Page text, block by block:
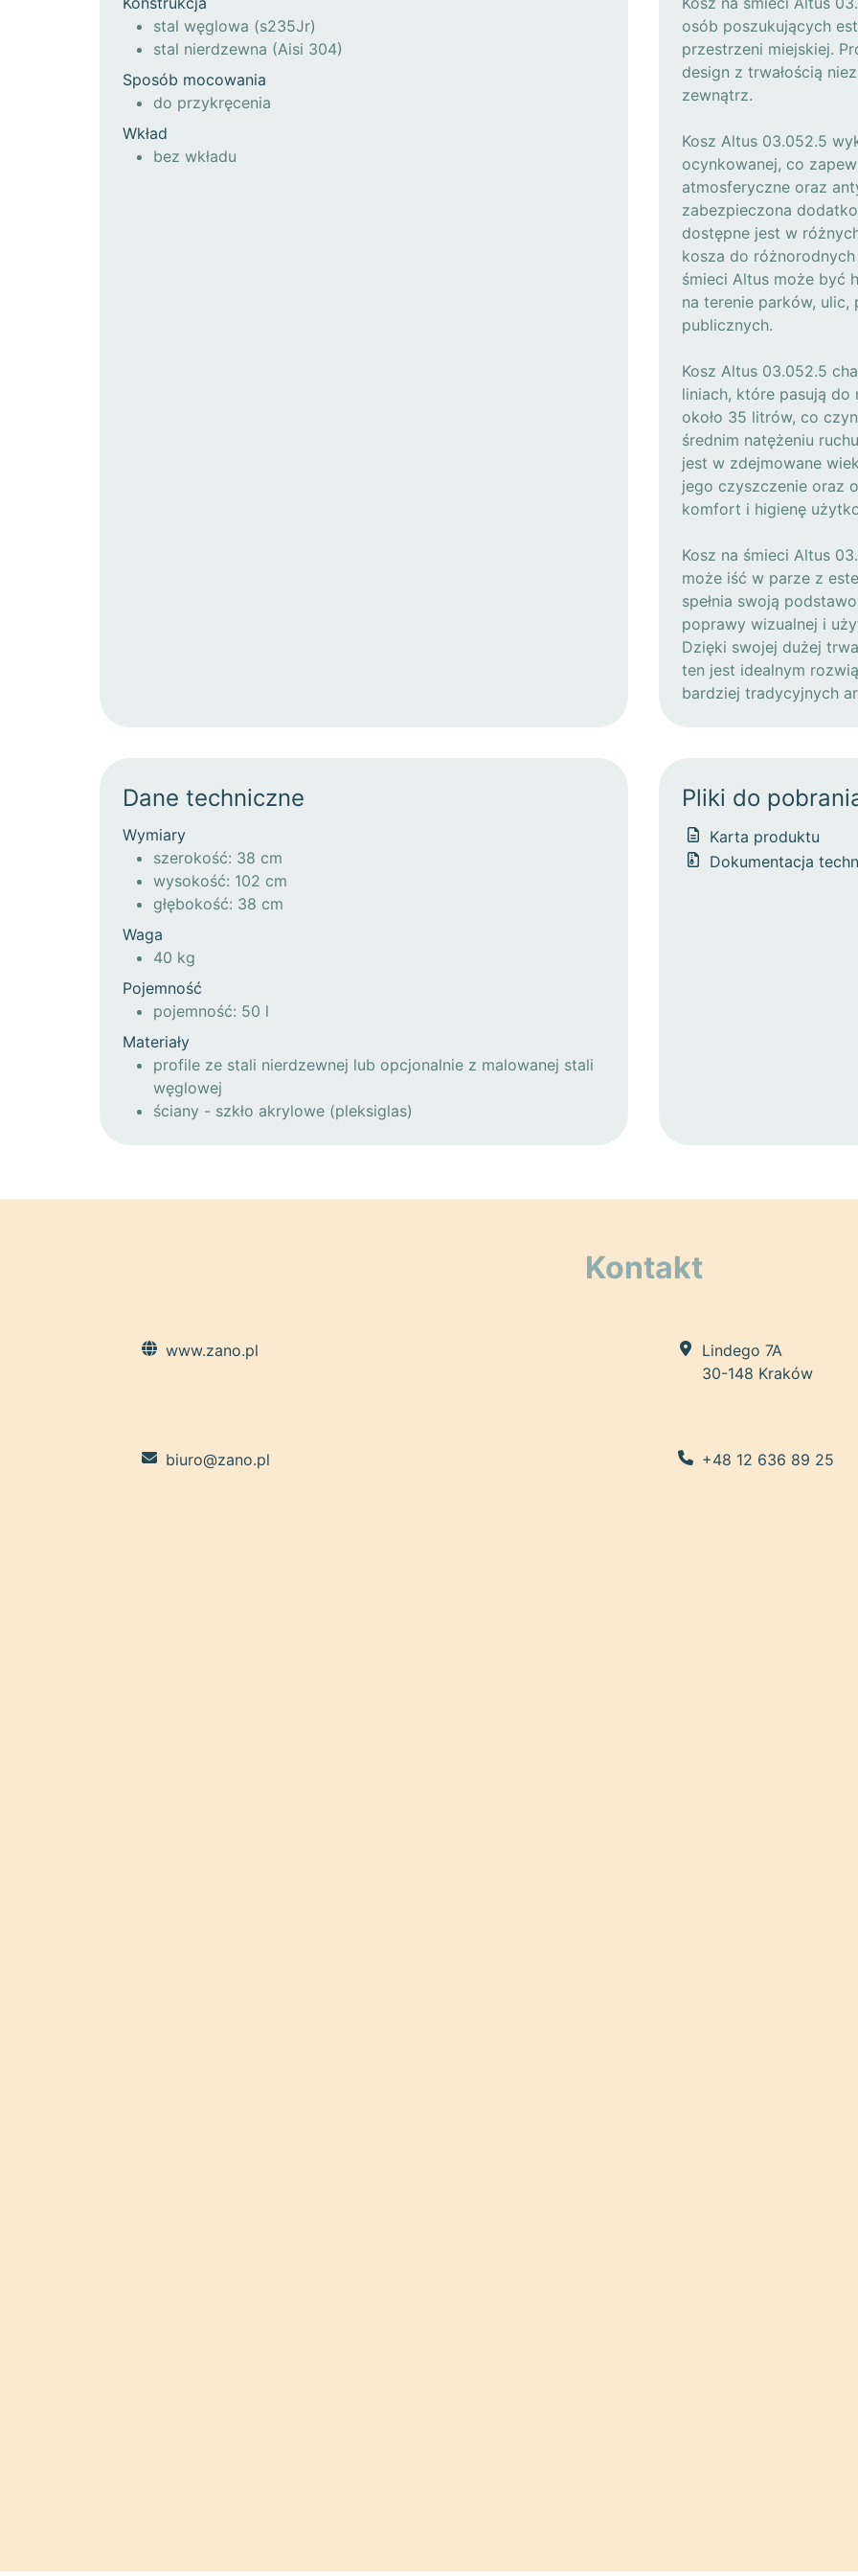
stal węglowa (s235Jr)
stal nierdzewna (Aisi 304)
Sposób mocowania
do przykręcenia
Wkład
bez wkładu
osób poszukujących
przestrzeni miejskiej.
design z trwałością
zewnątrz.
Kosz Altus 03.052.5
ocynkowanej, co
atmosferyczne oraz
zabezpieczona
dostępne jest w
kosza do
śmieci Altus może być
na terenie parków,
publicznych.
Kosz Altus 03.052.5
liniach, które pasują
około 35 litrów, co
średnim natężeniu
jest w zdejmowane
jego czyszczenie oraz
komfort i higienę
Kosz na śmieci Altus
może iść w parze z
spełnia swoją
poprawy wizualnej i
Dzięki swojej dużej
ten jest idealnym
bardziej tradycyjnych
Dane techniczne
Wymiary
szerokość: 38 cm
wysokość: 102 cm
głębokość: 38 cm
Waga
40 kg
Pojemność
pojemność: 50 l
Materiały
profile ze stali nierdzewnej lub opcjonalnie z malowanej stali
węglowej
ściany - szkło akrylowe (pleksiglas)
Pliki do
Karta produktu
Dokumentacja
Kontakt
www.zano.pl
Lindego 7A
30-148 Kraków
biuro@zano.pl +48 12 636 89 25